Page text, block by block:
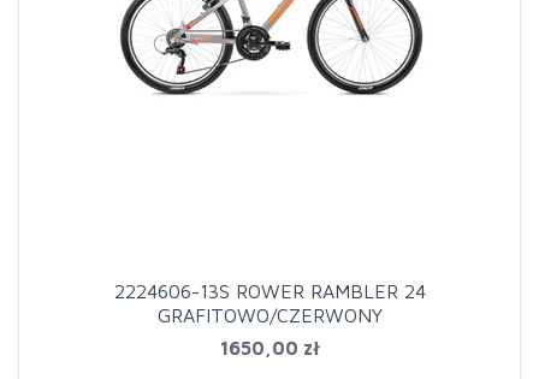
2224606-13S ROWER RAMBLER 24
GRAFITOWO/CZERWONY
1650,00 zł